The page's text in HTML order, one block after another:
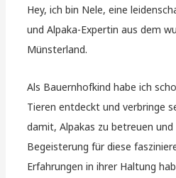
Hey, ich bin Nele, eine
und Alpaka-Expertin aus dem
Münsterland.
Als Bauernhofkind habe ich
Tieren entdeckt und verbringe
damit, Alpakas zu betreuen
Begeisterung für diese
Erfahrungen in ihrer Haltung